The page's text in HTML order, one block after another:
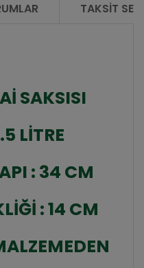
TAKSIT
SAKSISI
LİTRE
: 34 CM
: 14 CM